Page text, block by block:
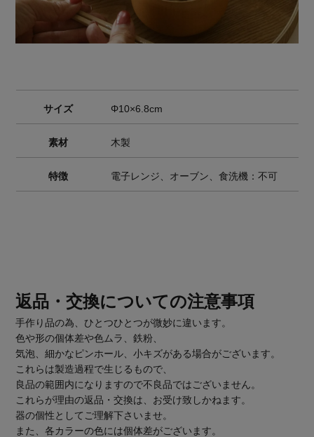
サイズ Φ10×6.8cm
素材 木製
特徴 電子レンジ、オーブン、食洗機：不可
返品・交換についての注意事項
手作り品の為、ひとつひとつが微妙に違います。
色や形の個体差や色ムラ、鉄粉、
気泡、細かなピンホール、小キズがある場合がございます。
これらは製造過程で生じるもので、
良品の範囲内になりますので不良品ではございません。
これらが理由の返品・交換は、お受け致しかねます。
器の個性としてご理解下さいませ。
また、各カラーの色には個体差がございます。